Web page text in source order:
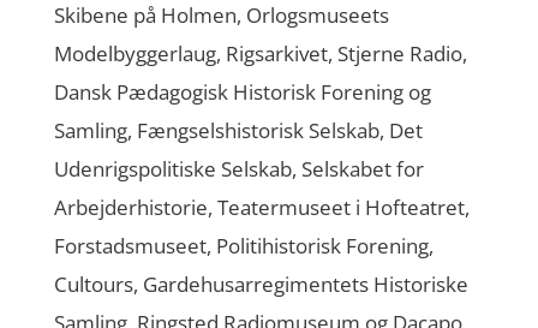
Skibene på Holmen, Orlogsmuseets
Modelbyggerlaug, Rigsarkivet, Stjerne Radio,
Dansk Pædagogisk Historisk Forening og
Samling, Fængselshistorisk Selskab, Det
Udenrigspolitiske Selskab, Selskabet for
Arbejderhistorie, Teatermuseet i Hofteatret,
Forstadsmuseet, Politihistorisk Forening,
Cultours, Gardehusarregimentets Historiske